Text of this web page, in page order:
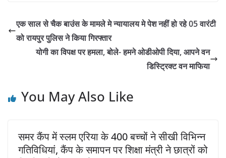
एक साल से चैक बाउंस के मामले मे न्यायालय मे पेश नहीं हो रहे 05 वारंटी
को रायपुर पुलिस ने किया गिरफ्तार
योगी का विपक्ष पर हमला, बोले- हमने ओडीओपी दिया, आपने वन
डिस्ट्रिक्ट वन माफिया
You May Also Like
समर कैंप में स्लम एरिया के 400 बच्चों ने सीखी विभिन्न
गतिविधियां, कैंप के समापन पर शिक्षा मंत्री ने छात्रों को